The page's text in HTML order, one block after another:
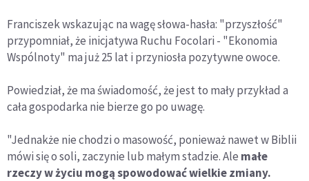
Franciszek wskazując na wagę słowa-hasła: "przyszłość"
przypomniał, że inicjatywa Ruchu Focolari - "Ekonomia
Wspólnoty" ma już 25 lat i przyniosła pozytywne owoce.
Powiedział, że ma świadomość, że jest to mały przykład a
cała gospodarka nie bierze go po uwagę.
"Jednakże nie chodzi o masowość, ponieważ nawet w Biblii
mówi się o soli, zaczynie lub małym stadzie. Ale małe
rzeczy w życiu mogą spowodować wielkie zmiany.